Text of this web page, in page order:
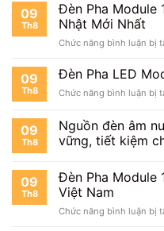
09
Th8
Đèn Pha Module
Nhật Mới Nhất
Chức năng bình luận bị
09
Th8
Đèn Pha LED
Chức năng bình luận bị
09
Th8
Nguồn đèn âm
vững, tiết kiệm
09
Th8
Đèn Pha Module
Việt Nam
Chức năng bình luận bị